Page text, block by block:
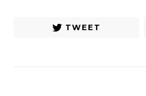
TWEET